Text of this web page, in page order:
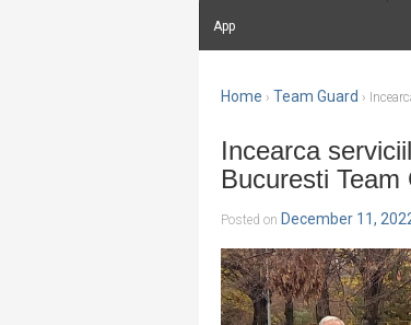
App
Home › Team Guard ›
Incearca
Bucuresti Team
Posted on December 11,